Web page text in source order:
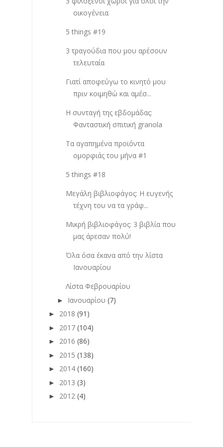
οικογένεια
5 things #19
3 τραγούδια που μου αρέσουν
τελευταία
Γιατί αποφεύγω το κινητό μου
πριν κοιμηθώ και αμέσ...
Η συνταγή της εβδομάδας:
Φανταστική σπιτική granola
Τα αγαπημένα προϊόντα
ομορφιάς του μήνα #1
5 things #18
Μεγάλη βιβλιοφάγος: Η ευγενής
τέχνη του να τα γράφ...
Μικρή βιβλιοφάγος: 3 βιβλία που
μας άρεσαν πολύ!
Όλα όσα έκανα από την λίστα
Ιανουαρίου
Λίστα Φεβρουαρίου
► Ιανουαρίου (7)
► 2018 (91)
► 2017 (104)
► 2016 (86)
► 2015 (138)
► 2014 (160)
► 2013 (3)
► 2012 (4)